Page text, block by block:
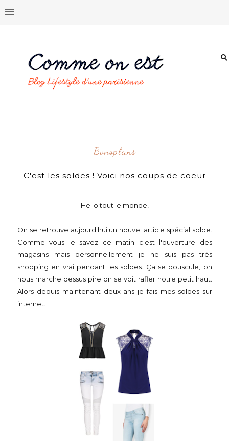
Bonsplans
C'est les soldes ! Voici nos coups de coeur
Hello tout le monde,
On se retrouve aujourd'hui un nouvel article spécial solde.
Comme vous le savez ce matin c'est l'ouverture des
magasins mais personnellement je ne suis pas très
shopping en vrai pendant les soldes. Ça se bouscule, on
nous marche dessus pire on se voit rafler notre petit haut.
Alors depuis maintenant deux ans je fais mes soldes sur
internet.